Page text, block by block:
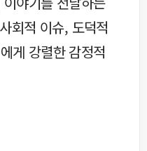
회적 이슈, 도덕적
게 강렬한 감정적